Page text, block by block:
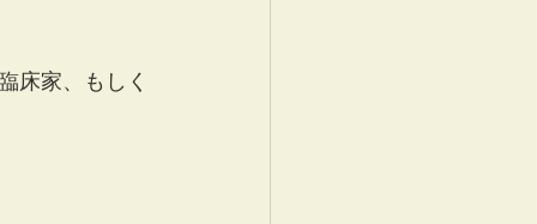
床家、もしく